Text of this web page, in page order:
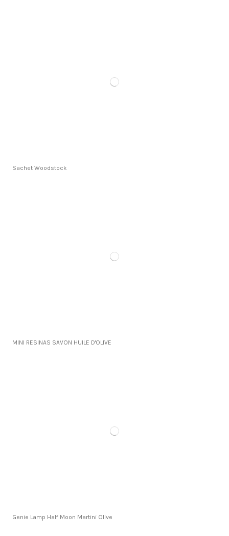
Sachet Woodstock
MINI RESINAS SAVON HUILE D'OLIVE
Genie Lamp Half Moon Martini Olive